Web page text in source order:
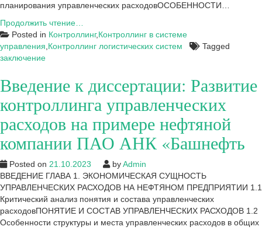
планирования управленческих расходовОСОБЕННОСТИ…
Продолжить чтение…
к
диссертации:
расходов
на
примере
нефтяной
компании
ПАО
АНК
«Башнефть»
Posted in Контроллинг,Контроллинг в системе
управления Контроллинг логистических систем
Tagged
заключение
Введение к диссертации: Развитие
контроллинга управленческих
расходов на примере нефтяной
компании ПАО АНК «Башнефть
Posted on 21.10.2023 byAdmin
ВВЕДЕНИЕ ГЛАВА 1. ЭКОНОМИЧЕСКАЯ СУЩНОСТЬ
УПРАВЛЕНЧЕСКИХ РАСХОДОВ НА НЕФТЯНОМ ПРЕДПРИЯТИИ 1.1
Критический анализ понятия и состава управленческих
расходовПОНЯТИЕ И СОСТАВ УПРАВЛЕНЧЕСКИХ РАСХОДОВ 1.2
Особенности структуры и места управленческих расходов в общих